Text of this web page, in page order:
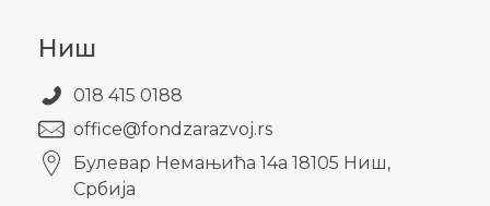
Ниш
018 415 0188
office@fondzarazvoj.rs
Булевар Немањића 14а 18105 Ниш,
Србија